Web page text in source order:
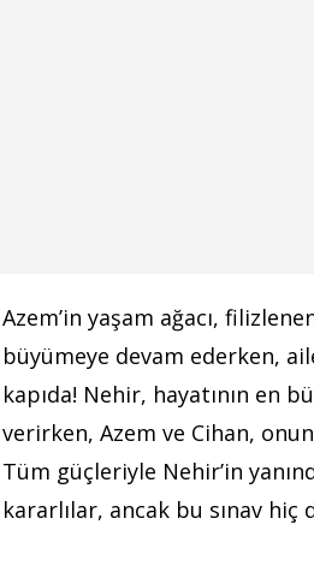
Azem’in yaşam ağacı,
büyümeye devam ederken,
kapıda! Nehir, hayatının en
verirken, Azem ve Cihan,
Tüm güçleriyle Nehir’in
kararlılar, ancak bu sınav hiç